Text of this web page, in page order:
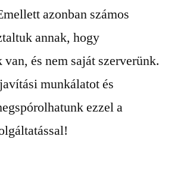
azonban számos
annak, hogy
és nem saját szerverünk.
munkálatot és
ezzel a